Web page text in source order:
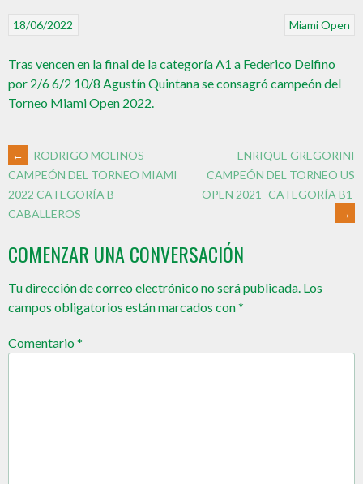
Miami Open
18/06/2022
Tras vencen en la final de la categoría A1 a Federico Delfino
por 2/6 6/2 10/8 Agustín Quintana se consagró campeón del
Torneo Miami Open 2022.
←
RODRIGO MOLINOS
CAMPEÓN DEL TORNEO MIAMI
2022 CATEGORÍA B
CABALLEROS
ENRIQUE GREGORINI
CAMPEÓN DEL TORNEO US
OPEN 2021- CATEGORÍA B1
→
COMENZAR UNA CONVERSACIÓN
Tu dirección de correo electrónico no será publicada. Los
campos obligatorios están marcados con*
Comentario*